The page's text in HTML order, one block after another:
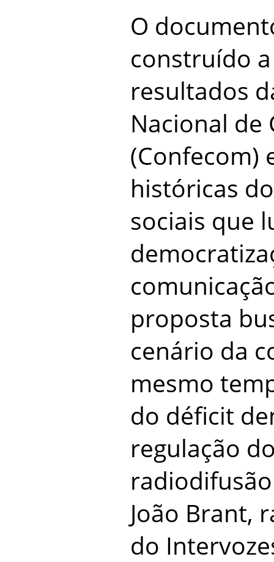
O
construído
resultados
Nacional de
(Confecom)
históricas
sociais que
proposta
cenário da
mesmo
do déficit
regulação
João Brant,
do